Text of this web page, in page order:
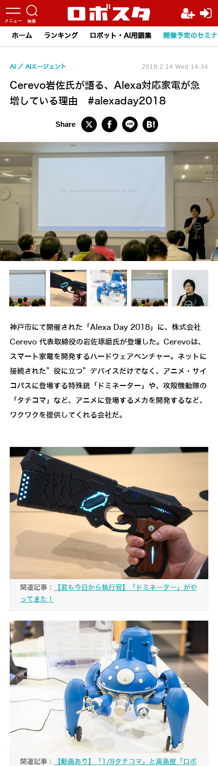
ホーム ランキング ロボット・AI用語集 開催予定のセミ
Cerevo岩佐氏が語る、Alexa対応家電が急
増している理由 #alexaday2018
AI AIエージェント 2018.2.14 Wed 14:34
神戸市にて開催された「Alexa Day 2018」に、株式会社
Cerevo 代表取締役の岩佐琢磨氏が登壇した。Cerevoは、
スマート家電を開発するハードウェアベンチャー。ネットに
接続された”役に立つ”デバイスだけでなく、アニメ・サイ
コパスに登場する特殊銃「ドミネーター」や、攻殻機動隊の
「タチコマ」など、アニメに登場するメカを開発するなど、
ワクワクを提供してくれる会社だ。
関連記事：
【君も今日から執行官】「ドミネーター」がや
ってきた！
関連記事：
【動画あり】「1/8タチコマ」と高島屋「ロボ